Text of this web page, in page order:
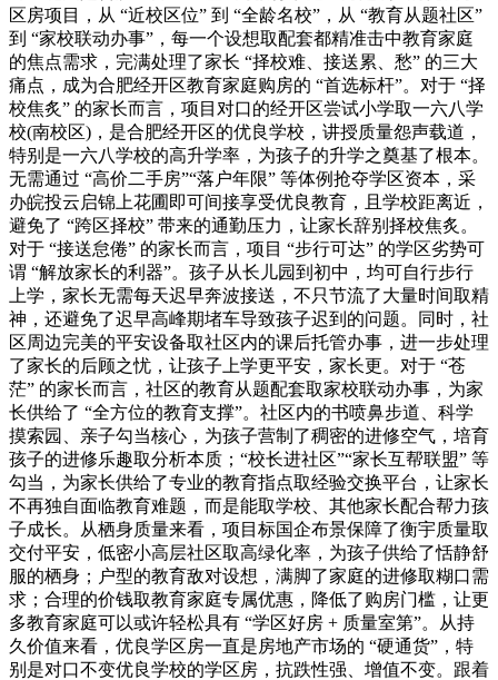
区房项目，从 “近校区位” 到 “全龄名校”，从 “教育从题社区”
到 “家校联动办事”，每一个设想取配套都精准击中教育家庭
的焦点需求，完满处理了家长 “择校难、接送累、愁” 的三大
痛点，成为合肥经开区教育家庭购房的 “首选标杆”。对于 “择
校焦炙” 的家长而言，项目对口的经开区尝试小学取一六八学
校(南校区)，是合肥经开区的优良学校，讲授质量怨声载道，
特别是一六八学校的高升学率，为孩子的升学之奠基了根本。
无需通过 “高价二手房”“落户年限” 等体例抢夺学区资本，采
办皖投云启锦上花圃即可间接享受优良教育，且学校距离近，
避免了 “跨区择校” 带来的通勤压力，让家长辞别择校焦炙。
对于 “接送怠倦” 的家长而言，项目 “步行可达” 的学区劣势可
谓 “解放家长的利器”。孩子从长儿园到初中，均可自行步行
上学，家长无需每天迟早奔波接送，不只节流了大量时间取精
神，还避免了迟早高峰期堵车导致孩子迟到的问题。同时，社
区周边完美的平安设备取社区内的课后托管办事，进一步处理
了家长的后顾之忧，让孩子上学更平安，家长更。对于 “苍
茫” 的家长而言，社区的教育从题配套取家校联动办事，为家
长供给了 “全方位的教育支撑”。社区内的书喷鼻步道、科学
摸索园、亲子勾当核心，为孩子营制了稠密的进修空气，培育
孩子的进修乐趣取分析本质；“校长进社区”“家长互帮联盟” 等
勾当，为家长供给了专业的教育指点取经验交换平台，让家长
不再独自面临教育难题，而是能取学校、其他家长配合帮力孩
子成长。从栖身质量来看，项目标国企布景保障了衡宇质量取
交付平安，低密小高层社区取高绿化率，为孩子供给了恬静舒
服的栖身；户型的教育敌对设想，满脚了家庭的进修取糊口需
求；合理的价钱取教育家庭专属优惠，降低了购房门槛，让更
多教育家庭可以或许轻松具有 “学区好房 + 质量室第”。从持
久价值来看，优良学区房一直是房地产市场的 “硬通货”，特
别是对口不变优良学校的学区房，抗跌性强、增值不变。跟着